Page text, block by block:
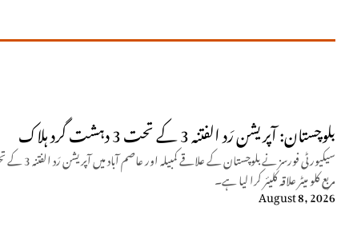
بلوچستان: آپریشن رَد الفتنہ 3 کے تحت 3 دہشت گرد ہلاک
مربع کلو میٹر علاقہ کلیئر کرا لیا ہے۔
August 8, 2026